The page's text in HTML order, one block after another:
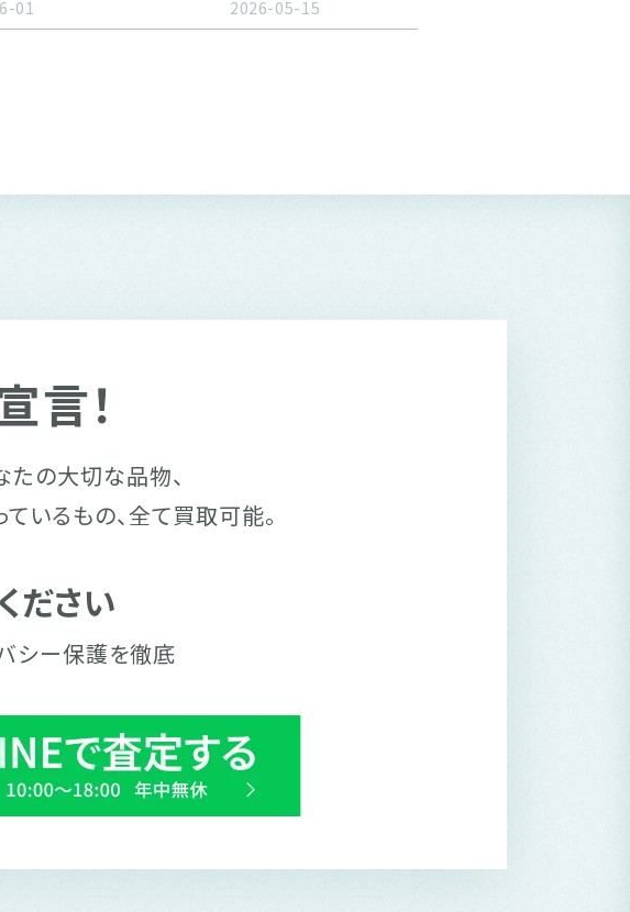
01 2026-05-15
言！
たの大切な品物、
いるもの、 全て買取可能。
ださい
シー保護を徹底